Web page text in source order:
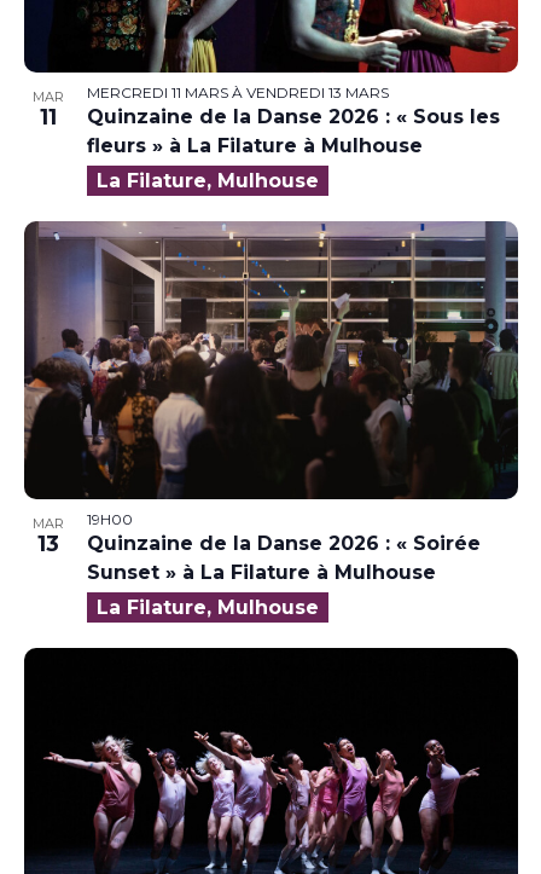
MAR
11
MERCREDI 11 MARSÀ VENDREDI 13 MARS
Quinzaine de la Danse 2026 : « Sous les
fleurs » à La Filature à Mulhouse
La Filature, Mulhouse
MAR
13
19H00
Quinzaine de la Danse 2026 : « Soirée
Sunset » à La Filature à Mulhouse
La Filature, Mulhouse